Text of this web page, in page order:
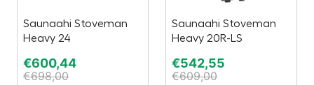
Saunaahi Stoveman
Heavy 24
€600,44
€698,00
Saunaahi Stoveman
Heavy 20R-LS
€542,55
€609,00